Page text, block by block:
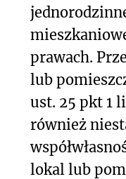
prawach.
lub
ust. 25 pkt 1
również
lokal lub